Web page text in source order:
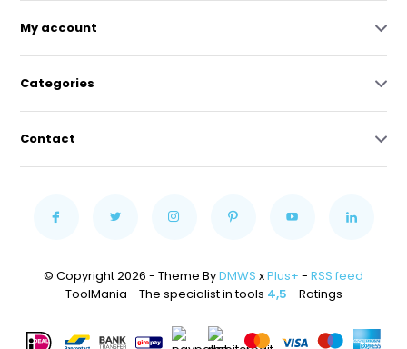
My account
Categories
Contact
© Copyright 2026 - Theme ByDMWS xPlus+ - RSS feed
ToolMania - The specialist in tools 4,5 - Ratings